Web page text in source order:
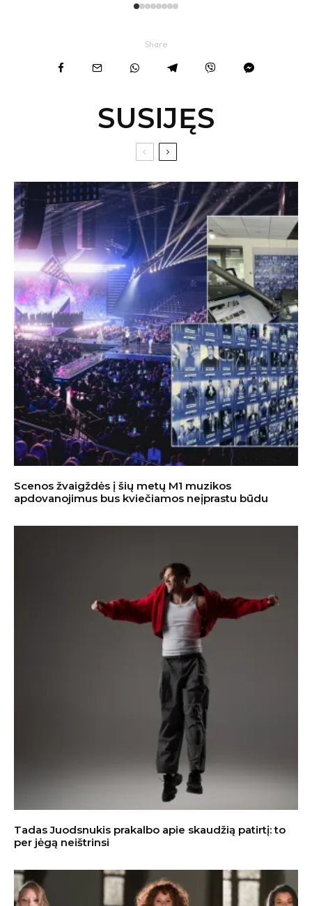
Share
SUSIJĘS
Scenos žvaigždės į šių metų M1 muzikos
apdovanojimus bus kviečiamos neįprastu būdu
Tadas Juodsnukis prakalbo apie skaudžią patirtį: to
per jėgą neištrinsi